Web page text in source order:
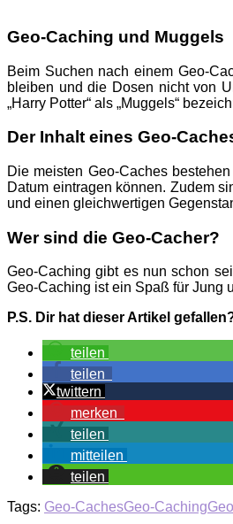
Geo-Caching und Muggels
Beim Suchen nach einem Geo-
bleiben und die Dosen nicht von
„Harry Potter“ als „Muggels“
Der Inhalt eines Geo-
Die meisten Geo-Caches
Datum eintragen können. Zudem
und einen gleichwertigen
Wer sind die Geo-Cacher?
Geo-Caching gibt es nun schon
Geo-Caching ist ein Spaß für Jung
P.S. Dir hat dieser Artikel
teilen
teilen
twittern
merken
teilen
mitteilen
teilen
Tags: Geo-CachesGeo-Caching